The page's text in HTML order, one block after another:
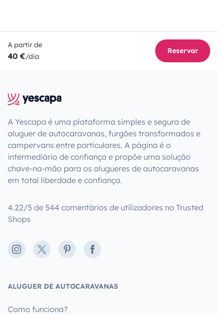
A partir de
40 €/dia
Reservar
A Yescapa é uma plataforma simples e segura de
aluguer de autocaravanas, furgões transformados e
campervans entre particulares. A página é o
intermediário de confiança e propõe uma solução
chave-na-mão para os alugueres de autocaravanas
em total liberdade e confiança.
4.22/5 de 544 comentários de utilizadores no Trusted
Shops
Instagram
X PinterestFacebook
ALUGUER DE AUTOCARAVANAS
Como funciona?